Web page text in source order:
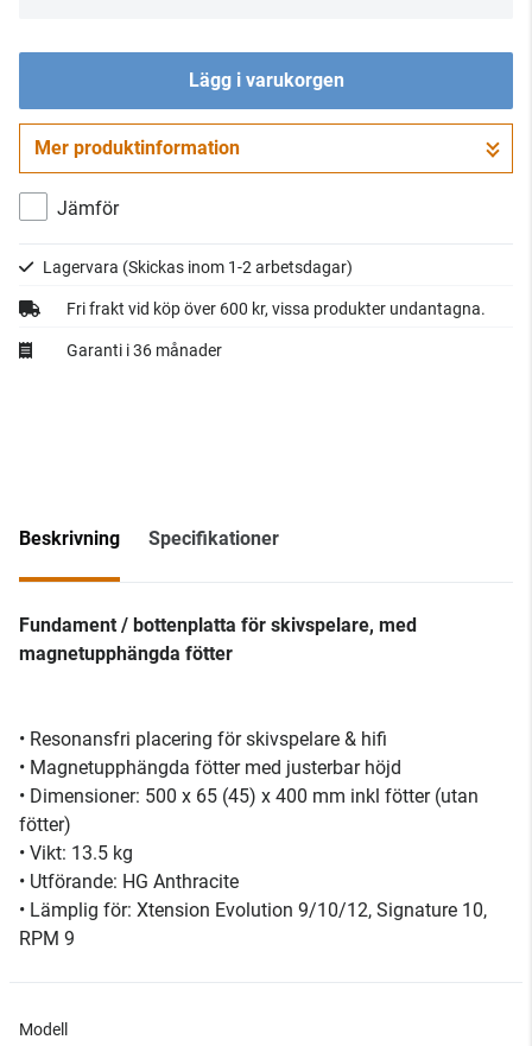
Lägg i varukorgen
Gå till kassan
Mer produktinformation
Jämför
Lagervara (Skickas inom 1-2 arbetsdagar)
Fri frakt vid köp över 600 kr, vissa produkter undantagna.
Garanti i 36 månader
Beskrivning Specifikationer
Fundament / bottenplatta för skivspelare, med
magnetupphängda fötter
• Resonansfri placering för skivspelare & hifi
• Magnetupphängda fötter med justerbar höjd
• Dimensioner: 500 x 65 (45) x 400 mm inkl fötter (utan
fötter)
• Vikt: 13.5 kg
• Utförande: HG Anthracite
• Lämplig för: Xtension Evolution 9/10/12, Signature 10,
RPM 9
Modell